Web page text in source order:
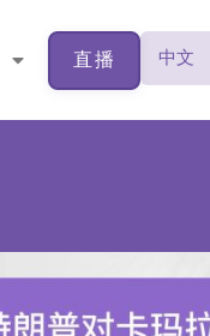
直播 中文